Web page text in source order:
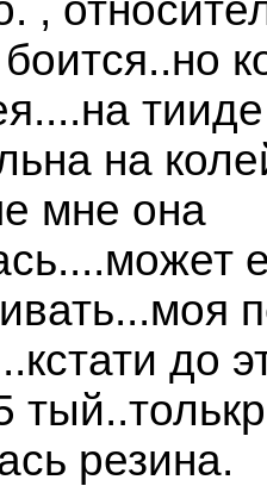
,
на
мне она
до
резина.